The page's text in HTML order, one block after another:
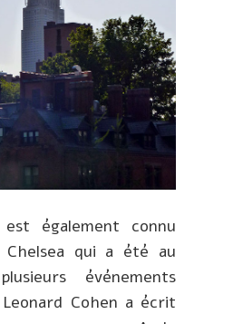
également connu
Chelsea qui a été au
événements
Cohen a écrit